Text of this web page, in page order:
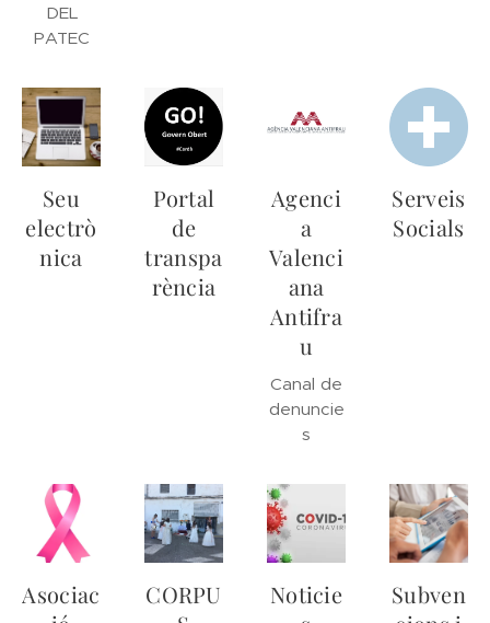
DEL
PATEC
Seu
electrò
nica
Portal
de
transpa
rència
Agenci
a
Valenci
ana
Antifra
u
Canal de
denuncie
s
Serveis
Socials
Asociac
CORPU
Noticie
Subven